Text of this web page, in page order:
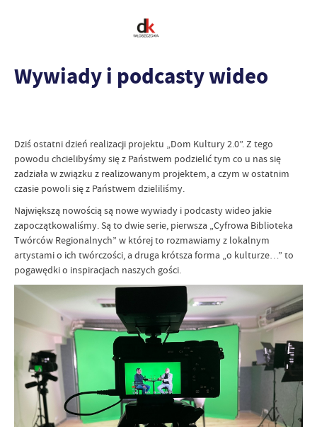
Wywiady i podcasty wideo
Dziś ostatni dzień realizacji projektu „Dom Kultury 2.0”. Z tego
powodu chcielibyśmy się z Państwem podzielić tym co u nas się
zadziała w związku z realizowanym projektem, a czym w ostatnim
czasie powoli się z Państwem dzieliliśmy.
Największą nowością są nowe wywiady i podcasty wideo jakie
zapoczątkowaliśmy. Są to dwie serie, pierwsza „Cyfrowa Biblioteka
Twórców Regionalnych” w której to rozmawiamy z lokalnym
artystami o ich twórczości, a druga krótsza forma „o kulturze…” to
pogawędki o inspiracjach naszych gości.